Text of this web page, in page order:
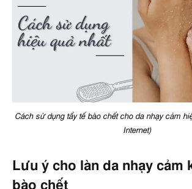
Cách sử dụng tẩy tế bào chết cho da nhạy cảm
Internet)
Lưu ý cho làn da nhạy cảm
bào chết